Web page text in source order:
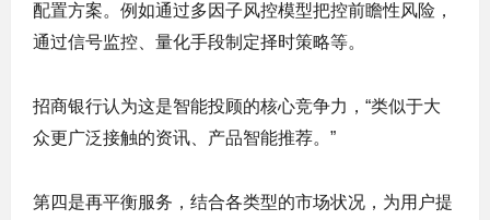
配置方案。例如通过多因子风控模型把控前瞻性风险，
通过信号监控、量化手段制定择时策略等。
招商银行认为这是智能投顾的核心竞争力，“类似于大
众更广泛接触的资讯、产品智能推荐。”
第四是再平衡服务，结合各类型的市场状况，为用户提